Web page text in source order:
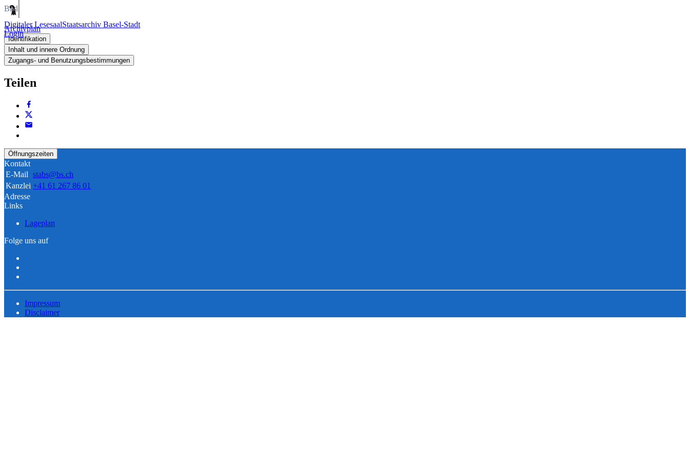
Digitaler LesesaalStaatsarchiv Basel-Stadt
Login
Bild
Archivplan
Identifikation
Inhalt und innere Ordnung
Zugangs- und Benutzungsbestimmungen
Teilen
Öffnungszeiten
Kontakt
E-Mail stabs@bs.ch
Kanzlei +41 61 267 86 01
Adresse
Links
Lageplan
Folge uns auf
Impressum
Disclaimer